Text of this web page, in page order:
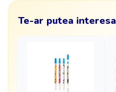
Te-ar putea interesa